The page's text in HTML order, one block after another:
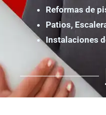
Reformas de
Patios,
Instalaciones